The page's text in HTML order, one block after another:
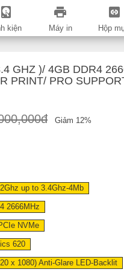
kiện Máy in Hộp
GHZ )/ 4GB DDR4
PRINT/ PRO
Giảm 12%
up to 3.4Ghz-4Mb
2666MHz
NVMe
620
x 1080) Anti-Glare LED-Backlit